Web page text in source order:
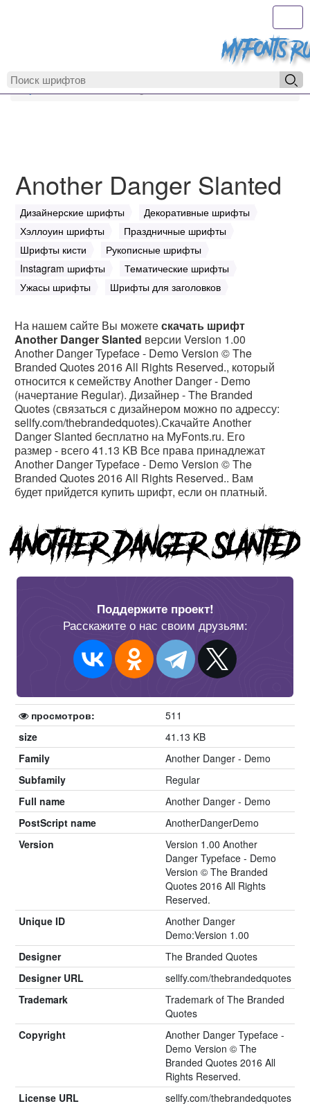
MyFonts.ru
Another Danger Slanted
Дизайнерские шрифты
Декоративные шрифты
Хэллоуин шрифты
Праздничные шрифты
Шрифты кисти
Рукописные шрифты
Instagram шрифты
Тематические шрифты
Ужасы шрифты
Шрифты для заголовков
На нашем сайте Вы можетескачать шрифт
Another Danger Slanted версии Version 1.00
Another Danger Typeface - Demo Version © The
Branded Quotes 2016 All Rights Reserved., который
относится к семейству Another Danger - Demo
(начертание Regular). Дизайнер - The Branded
Quotes (связаться с дизайнером можно по адрессу:
sellfy.com/thebrandedquotes).Скачайте Another
Danger Slanted бесплатно на MyFonts.ru. Его
размер - всего 41.13 KB Все права принадлежат
Another Danger Typeface - Demo Version © The
Branded Quotes 2016 All Rights Reserved.. Вам
будет прийдется купить шрифт, если он платный.
Поддержите проект!
Расскажите о нас своим друзьям:
просмотров:
511
size
41.13 KB
Family
Another Danger - Demo
Subfamily
Regular
Full name
Another Danger - Demo
PostScript name
AnotherDangerDemo
Version
Version 1.00 Another
Danger Typeface - Demo
Version © The Branded
Quotes 2016 All Rights
Reserved.
Unique ID
Another Danger
Demo:Version 1.00
Designer
The Branded Quotes
Designer URL
sellfy.com/thebrandedquotes
Trademark
Trademark of The Branded
Quotes
Copyright
Another Danger Typeface -
Demo Version © The
Branded Quotes 2016 All
Rights Reserved.
License URL
sellfy.com/thebrandedquotes